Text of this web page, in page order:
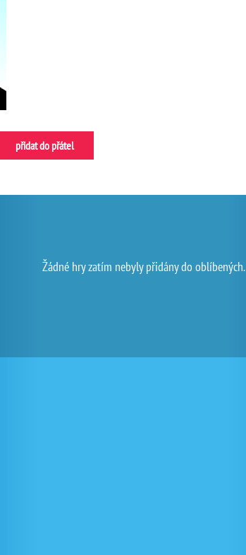
přidat do přátel
Žádné hry zatím nebyly přidány do oblíbených.